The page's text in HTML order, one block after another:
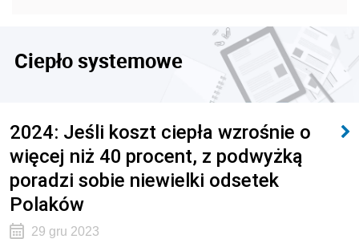
Ciepło systemowe
2024: Jeśli koszt ciepła wzrośnie o
więcej niż 40 procent, z podwyżką
poradzi sobie niewielki odsetek
Polaków
29 gru 2023